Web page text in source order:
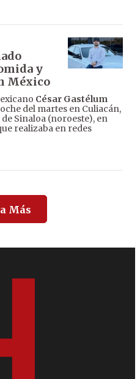
y
México
César Gastélum
del martes en Culiacán,
Sinaloa (noroeste), en
realizaba en redes
Más